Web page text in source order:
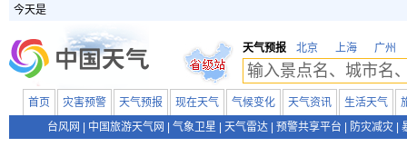
今天是
天气预报 北京 上海 广州
首页 灾害预警 天气预报 现在天气 气候变化 天气资讯 生活天气
台风网
中国旅游天气网 气象卫星 天气雷达 预警共享平台 防灾减灾